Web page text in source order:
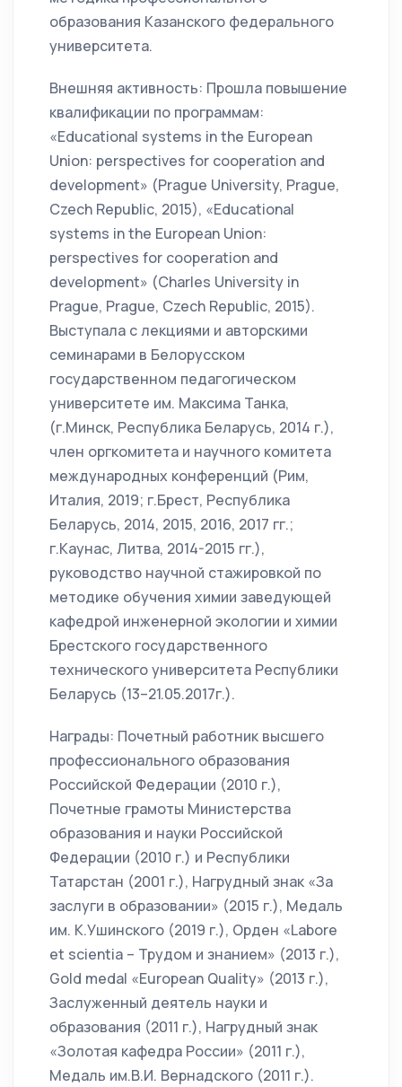
образования Казанского федерального
университета.
Внешняя активность: Прошла повышение
квалификации по программам:
«Educational systems in the European
Union: perspectives for cooperation and
development» (Prague University, Prague,
Czech Republic, 2015), «Educational
systems in the European Union:
perspectives for cooperation and
development» (Charles University in
Prague, Prague, Czech Republic, 2015).
Выступала с лекциями и авторскими
семинарами в Белорусском
государственном педагогическом
университете им. Максима Танка,
(г.Минск, Республика Беларусь, 2014 г.),
член оргкомитета и научного комитета
международных конференций (Рим,
Италия, 2019; г.Брест, Республика
Беларусь, 2014, 2015, 2016, 2017 гг.;
г.Каунас, Литва, 2014-2015 гг.),
руководство научной стажировкой по
методике обучения химии заведующей
кафедрой инженерной экологии и химии
Брестского государственного
технического университета Республики
Беларусь (13–21.05.2017г.).
Награды: Почетный работник высшего
профессионального образования
Российской Федерации (2010 г.),
Почетные грамоты Министерства
образования и науки Российской
Федерации (2010 г.) и Республики
Татарстан (2001 г.), Нагрудный знак «За
заслуги в образовании» (2015 г.), Медаль
им. К.Ушинского (2019 г.), Орден «Labore
et scientia – Трудом и знанием» (2013 г.),
Gold medal «European Quality» (2013 г.),
Заслуженный деятель науки и
образования (2011 г.), Нагрудный знак
«Золотая кафедра России» (2011 г.),
Медаль им.В.И. Вернадского (2011 г.).